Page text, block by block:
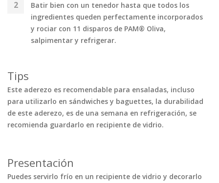
Batir bien con un tenedor hasta que todos los
ingredientes queden perfectamente incorporados
y rociar con 11 disparos de PAM® Oliva,
salpimentar y refrigerar.
Tips
Este aderezo es recomendable para ensaladas, incluso
para utilizarlo en sándwiches y baguettes, la durabilidad
de este aderezo, es de una semana en refrigeración, se
recomienda guardarlo en recipiente de vidrio.
Presentación
Puedes servirlo frío en un recipiente de vidrio y decorarlo